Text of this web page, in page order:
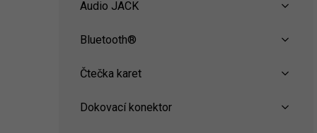
Audio JACK
Bluetooth®
Čtečka karet
Dokovací konektor